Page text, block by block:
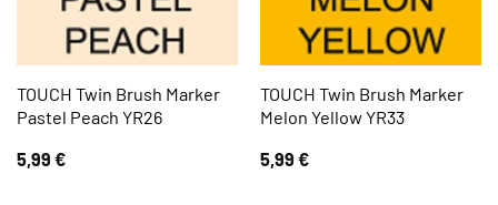
TOUCH Twin Brush Marker
Pastel Peach YR26
5,99 €
TOUCH Twin Brush Marker
Melon Yellow YR33
5,99 €